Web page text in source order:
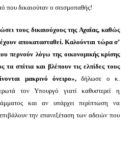
που δικαιούταν ο σεισμοπαθής!
τους δικαιούχους της Αχαΐας, καθώς
αποκατασταθεί. Καλούνται τώρα σ’
περνούν λόγω της οικονομικής κρίσης
τα σπίτια και βλέπουν τις ελπίδες τους
μακρινό όνειρο»,δήλωσε ο κ.
τον Υπουργό γιατί καθυστερεί η
και αν υπάρχει περίπτωση να
την επανεξέταση των αδειών που